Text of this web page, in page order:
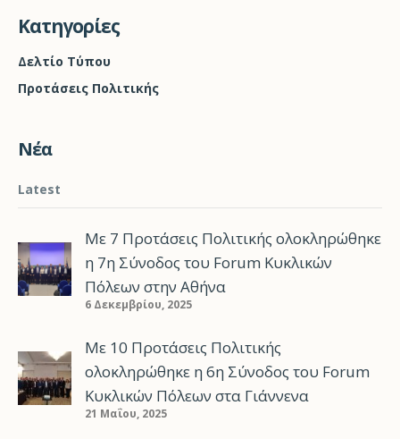
Kατηγορίες
Δελτίο Τύπου
Προτάσεις Πολιτικής
Νέα
Latest
Με 7 Προτάσεις Πολιτικής ολοκληρώθηκε
η 7η Σύνοδος του Forum Κυκλικών
Πόλεων στην Αθήνα
6 Δεκεμβρίου, 2025
Με 10 Προτάσεις Πολιτικής
ολοκληρώθηκε η 6η Σύνοδος του Forum
Κυκλικών Πόλεων στα Γιάννενα
21 Μαΐου, 2025